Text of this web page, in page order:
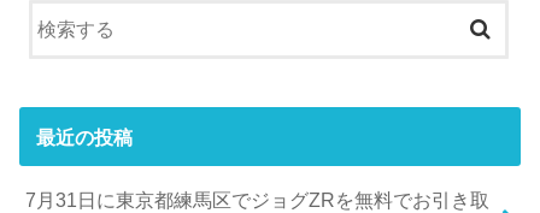
最近の投稿
7月31日に東京都練馬区でジョグZRを無料でお引き取